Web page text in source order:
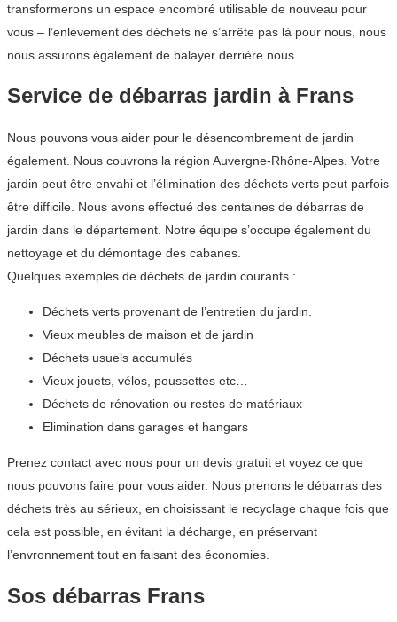
transformerons un espace encombré utilisable de nouveau pour
vous – l’enlèvement des déchets ne s’arrête pas là pour nous, nous
nous assurons également de balayer derrière nous.
Service de débarras jardin à Frans
Nous pouvons vous aider pour le désencombrement de jardin
également. Nous couvrons la région Auvergne-Rhône-Alpes. Votre
jardin peut être envahi et l’élimination des déchets verts peut parfois
être difficile. Nous avons effectué des centaines de débarras de
jardin dans le département. Notre équipe s’occupe également du
nettoyage et du démontage des cabanes.
Quelques exemples de déchets de jardin courants :
Déchets verts provenant de l’entretien du jardin.
Vieux meubles de maison et de jardin
Déchets usuels accumulés
Vieux jouets, vélos, poussettes etc…
Déchets de rénovation ou restes de matériaux
Elimination dans garages et hangars
Prenez contact avec nous pour un devis gratuit et voyez ce que
nous pouvons faire pour vous aider. Nous prenons le débarras des
déchets très au sérieux, en choisissant le recyclage chaque fois que
cela est possible, en évitant la décharge, en préservant
l’envronnement tout en faisant des économies.
Sos débarras Frans